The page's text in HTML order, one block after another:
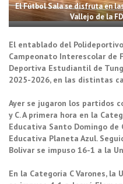
El Fútbol Sala se disfruta en
Vallejo de la
El entablado del
Campeonato Interescolar de
Deportiva Estudiantil de
2025-2026, en las distintas
Ayer se jugaron los partidos
y C. A primera hora en la
Educativa Santo Domingo
Educativa Planeta Azul.
Bolívar se impuso 16-1 a la
En la Categoría C Varones, la